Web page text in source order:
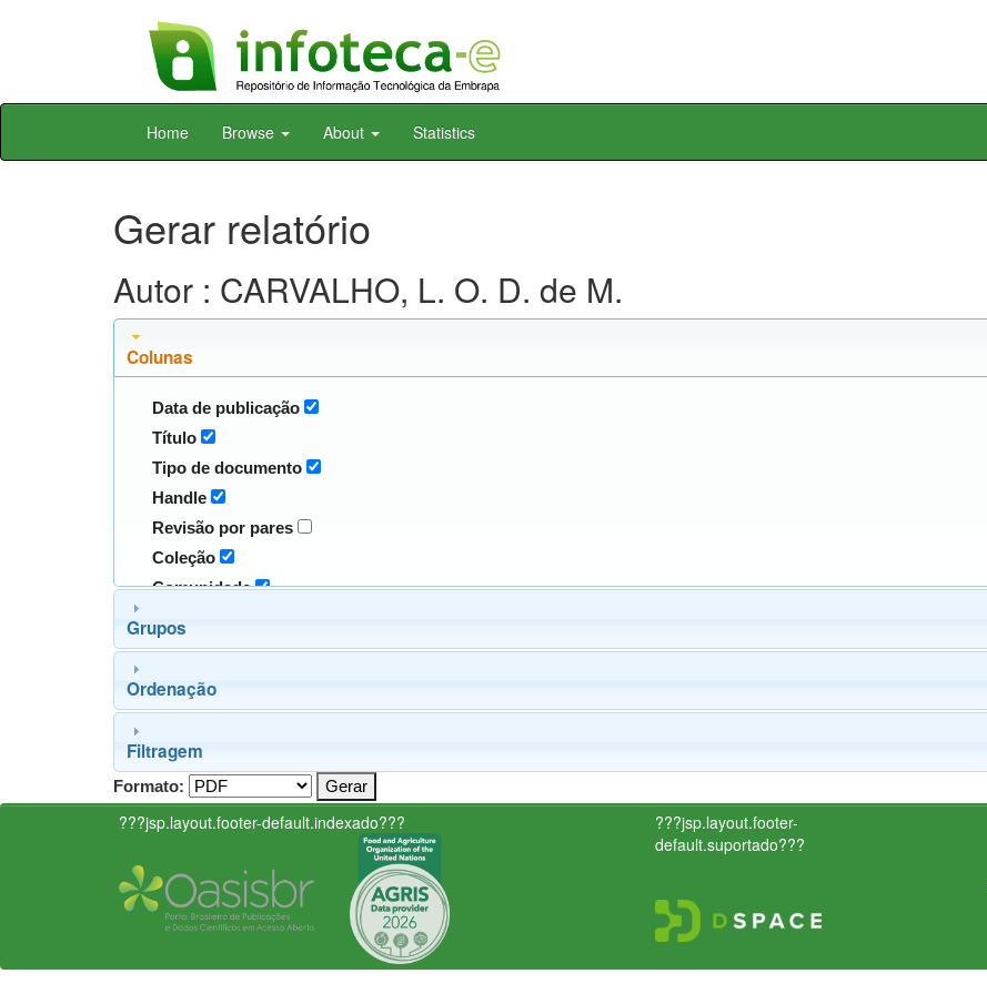
Skip
Home Browse About Statistics
Gerar relatório
Autor : CARVALHO, L. O. D. de M.
Colunas
Data de publicação
Título
Tipo de documento
Handle
Revisão por pares
Coleção
Comunidade
Grupos
Ordenação
Filtragem
Formato:
???jsp.layout.footer-default.indexado???
???jsp.layout.footer-
default.suportado???